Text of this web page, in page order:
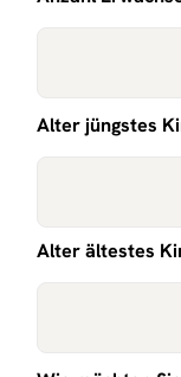
Alter jüngstes
Alter ältestes